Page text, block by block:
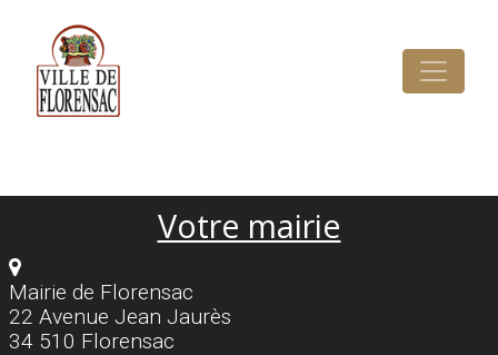
Votre mairie
Mairie de Florensac
22 Avenue Jean Jaurès
34 510 Florensac